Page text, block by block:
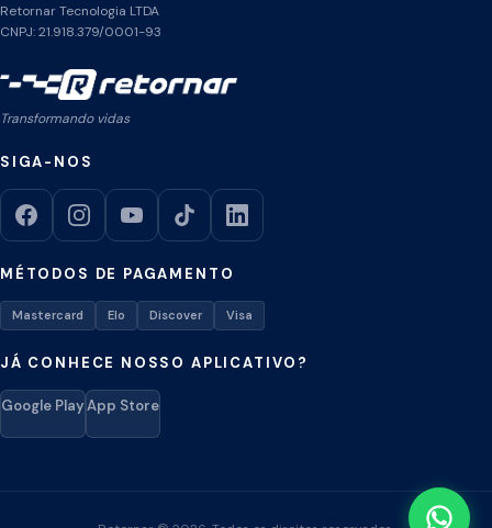
Retornar Tecnologia LTDA
CNPJ: 21.918.379/0001-93
Transformando vidas
SIGA-NOS
MÉTODOS DE PAGAMENTO
Mastercard Elo Discover Visa
JÁ CONHECE NOSSO APLICATIVO?
Google PlayApp Store